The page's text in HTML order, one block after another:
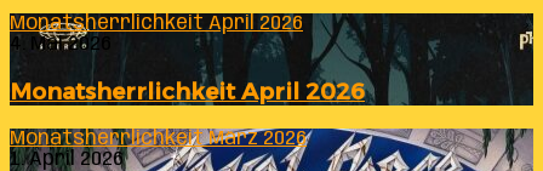
Monatsherrlichkeit April 2026
4. Mai 2026
Monatsherrlichkeit April 2026
Monatsherrlichkeit März 2026
1. April 2026